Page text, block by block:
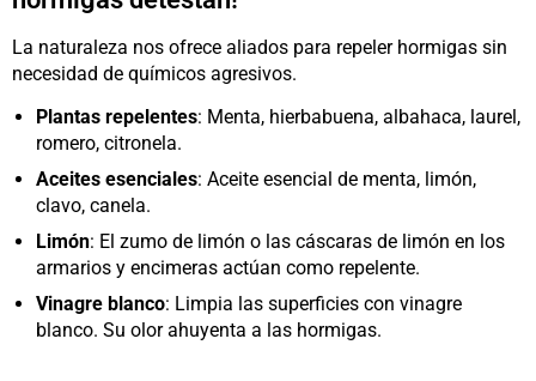
La naturaleza nos ofrece aliados para repeler hormigas sin
necesidad de químicos agresivos.
Plantas repelentes: Menta, hierbabuena, albahaca, laurel,
romero, citronela.
Aceites esenciales: Aceite esencial de menta, limón,
clavo, canela.
Limón: El zumo de limón o las cáscaras de limón en los
armarios y encimeras actúan como repelente.
Vinagre blanco: Limpia las superficies con vinagre
blanco. Su olor ahuyenta a las hormigas.